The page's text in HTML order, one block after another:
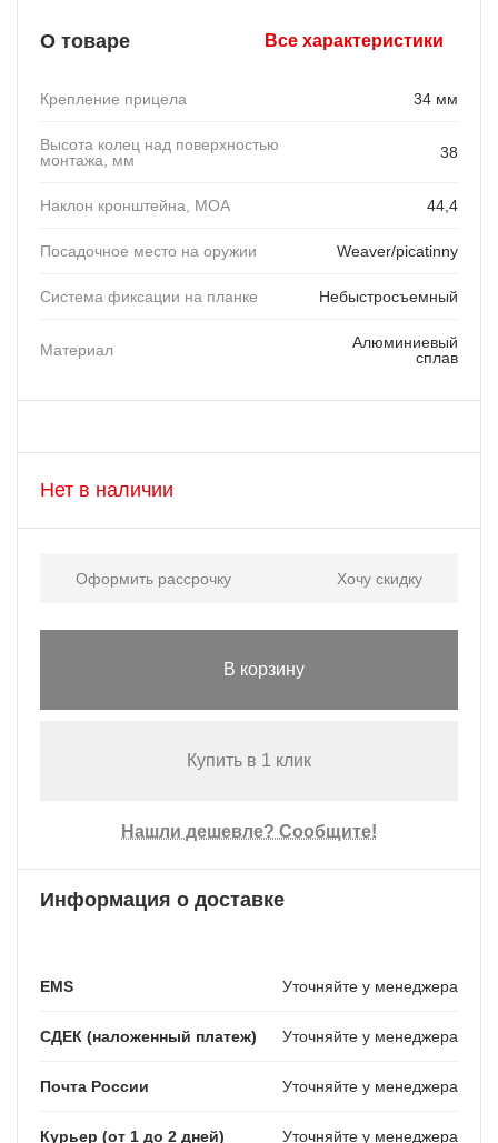
О товаре Все характеристики
Крепление прицела 34 мм
Высота колец над поверхностью
монтажа, мм
38
Наклон кронштейна, MOA 44,4
Посадочное место на оружии Weaver/picatinny
Система фиксации на планке Небыстросъемный
Материал
Алюминиевый
сплав
Нет в наличии
Оформить рассрочку Хочу скидку
В корзину
Купить в 1 клик
Нашли дешевле? Сообщите!
Информация о доставке
EMS Уточняйте у менеджера
СДЕК (наложенный платеж) Уточняйте у менеджера
Почта России Уточняйте у менеджера
Курьер (от 1 до 2 дней) Уточняйте у менеджера